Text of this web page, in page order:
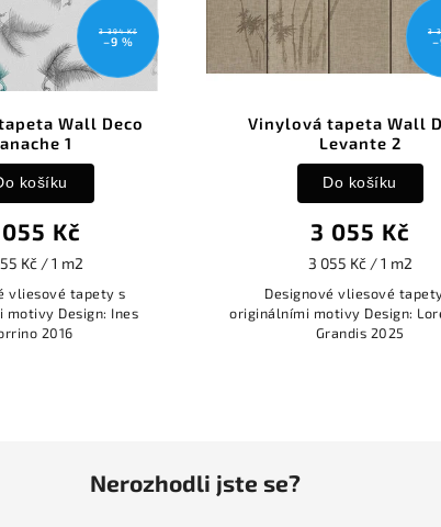
3 394 Kč
–9 %
Wall Deco
1
Kč
Kč / 1 m2
košíku
vliesové tapety s
motivy Design: Ines
2016
3
Vinylová tapeta Wall
Levante 2
3 055 Kč
3 055 Kč / 1 m2
Do košíku
Designové vliesové
originálními motivy Design:
Grandis 2025
Nerozhodli jste se?